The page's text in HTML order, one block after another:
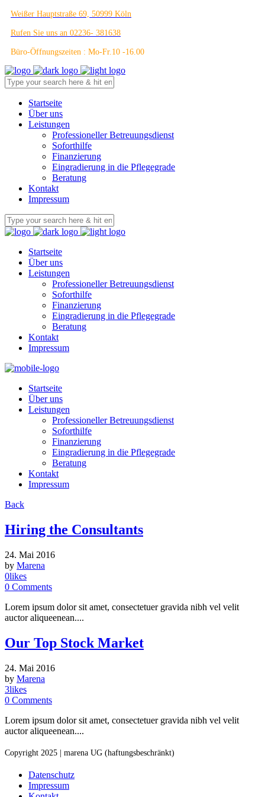
Weißer Hauptstraße 69, 50999 Köln
Rufen Sie uns an 02236- 381638
Büro-Öffnungszeiten : Mo-Fr.10 -16.00
Startseite
Über uns
Leistungen
Professioneller Betreuungsdienst
Soforthilfe
Finanzierung
Eingradierung in die Pflegegrade
Beratung
Kontakt
Impressum
Startseite
Über uns
Leistungen
Professioneller Betreuungsdienst
Soforthilfe
Finanzierung
Eingradierung in die Pflegegrade
Beratung
Kontakt
Impressum
Startseite
Über uns
Leistungen
Professioneller Betreuungsdienst
Soforthilfe
Finanzierung
Eingradierung in die Pflegegrade
Beratung
Kontakt
Impressum
Back
Hiring the Consultants
24. Mai 2016
by Marena
0likes
0 Comments
Lorem ipsum dolor sit amet, consectetuer gravida nibh vel velit
auctor aliqueenean....
Our Top Stock Market
24. Mai 2016
by Marena
3likes
0 Comments
Lorem ipsum dolor sit amet, consectetuer gravida nibh vel velit
auctor aliqueenean....
Copyright 2025 | marena UG (haftungsbeschränkt)
Datenschutz
Impressum